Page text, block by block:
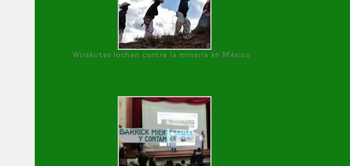
Wirakutas luchan contra la minería en México